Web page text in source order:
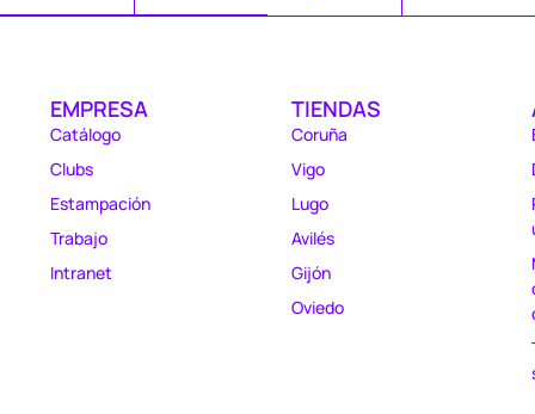
EMPRESA
Catálogo
Clubs
Estampación
Trabajo
Intranet
TIENDAS
Coruña
Vigo
Lugo
Avilés
Gijón
Oviedo